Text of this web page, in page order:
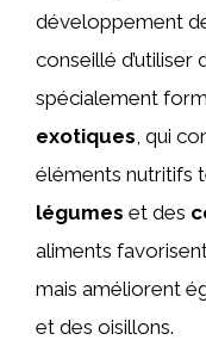
développement
conseillé d’utiliser
spécialement
exotiques , qui
éléments nutritifs
légumes et des
aliments
mais améliorent
et des oisillons.